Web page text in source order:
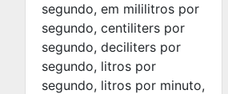
segundo, em mililitros por
segundo, centiliters por
segundo, deciliters por
segundo, litros por
segundo, litros por minuto,